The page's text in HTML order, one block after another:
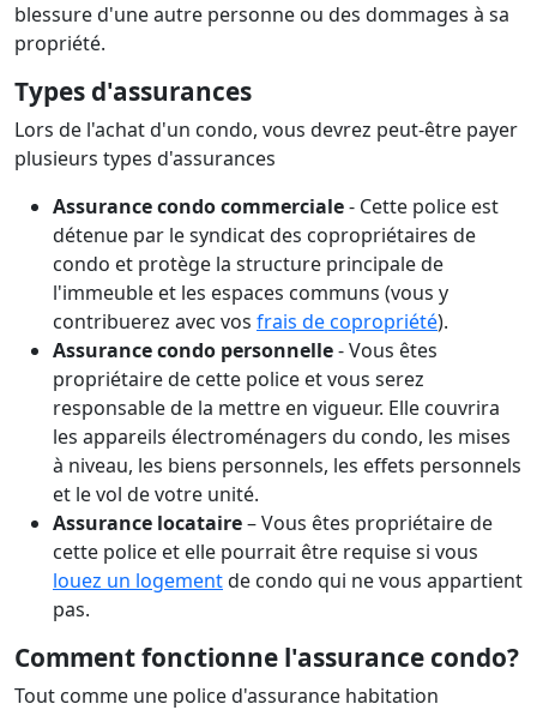
blessure d'une autre personne ou des dommages à sa
propriété.
Types d'assurances
Lors de l'achat d'un condo, vous devrez peut-être payer
plusieurs types d'assurances
Assurance condo commerciale- Cette police est
détenue par le syndicat des copropriétaires de
condo et protège la structure principale de
l'immeuble et les espaces communs (vous y
contribuerez avec vos frais de copropriété).
Assurance condo personnelle- Vous êtes
propriétaire de cette police et vous serez
responsable de la mettre en vigueur. Elle couvrira
les appareils électroménagers du condo, les mises
à niveau, les biens personnels, les effets personnels
et le vol de votre unité.
Assurance locataire– Vous êtes propriétaire de
cette police et elle pourrait être requise si vous
louez un logementde condo qui ne vous appartient
pas.
Comment fonctionne l'assurance condo?
Tout comme une police d'assurance habitation